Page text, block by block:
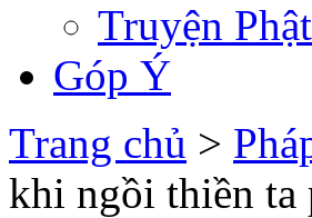
Truyện
Góp Ý
Trang chủ >
khi ngồi thiền ta